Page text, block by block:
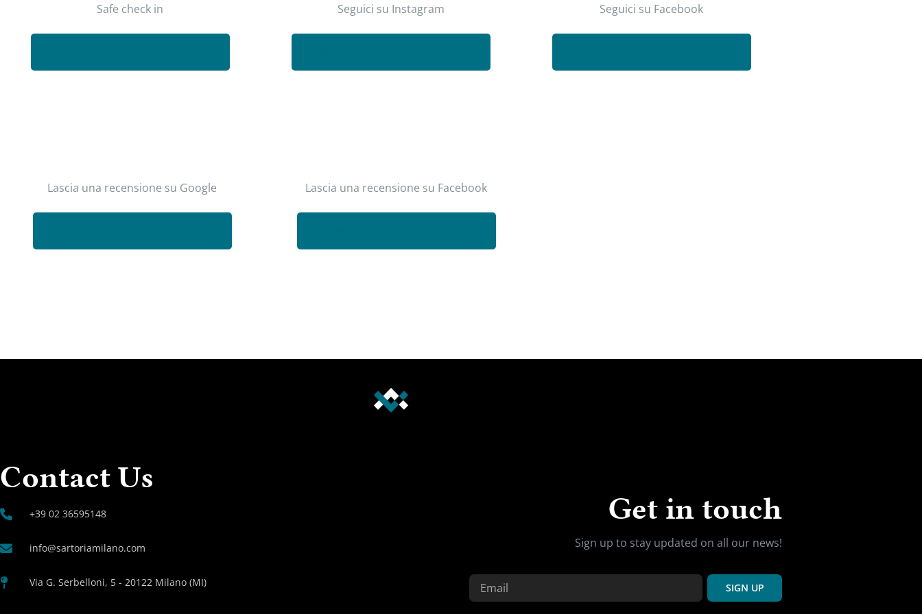
Safe check in Seguici su Instagram Seguici su Facebook
Lascia una recensione su Google Lascia una recensione su Facebook
Contact Us
+39 02 36595148
info@sartoriamilano.com
Via G. Serbelloni, 5 - 20122 Milano (MI)
Get in touch
Sign up to stay updated on all our news!
SIGN UP